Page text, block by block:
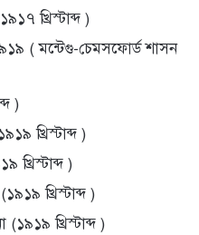
খ্রিস্টাব্দ )
( মন্টেগু-চেমসফোর্ড শাসন
)
খ্রিস্টাব্দ )
)
খ্রিস্টাব্দ )
খ্রিস্টাব্দ )